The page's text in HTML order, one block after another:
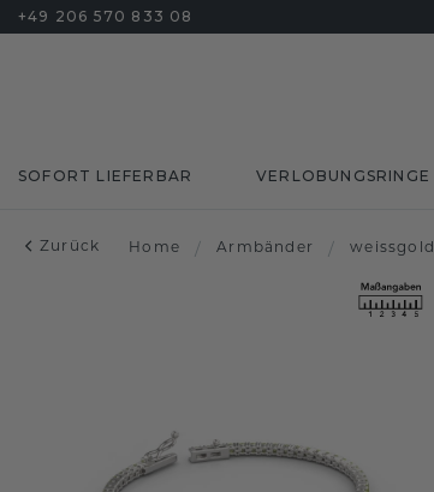
+49 206 570 833 08
SOFORT LIEFERBAR VERLOBUNGSRINGE
Zurück Home / Armbänder / weissgold